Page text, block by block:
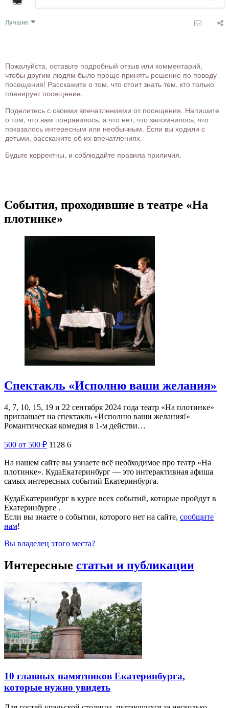
Лучшие
Пожалуйста, оставьте подробный отзыв или комментарий,
чтобы другим людям было проще принять решение по поводу
посещения! Расскажите о том, что стоит знать тем, кто только
планирует посещение.
Поделитесь с своими впечатлениями от посещения. Напишите
о том, что вам понравилось, а что нет, что запомнилось, что
показалось интересным или необычным. Если вы ходили с
детьми, расскажите об их впечатлениях.
Будьте корректны, и соблюдайте правила приличия.
События, проходившие в театре «На
плотинке»
Спектакль «Исполню ваши желания»
4, 7, 10, 15, 19 и 22 сентября 2024 года театр «На плотинке»
приглашает на спектакль «Исполню ваши желания!»
Романтическая комедия в 1-м действи…
500 от 500 ₽ 1128 6
На нашем сайте вы узнаете всё необходимое про театр «На
плотинке». КудаЕкатеринбург — это интерактивная афиша
самых интересных событий Екатеринбурга.
КудаЕкатеринбург в курсе всех событий, которые пройдут в
Екатеринбурге .
Если вы знаете о событии, которого нет на сайте, сообщите
нам!
Вы владелец этого места?
Интересные статьи и публикации
10 главных памятников Екатеринбурга,
которые нужно увидеть